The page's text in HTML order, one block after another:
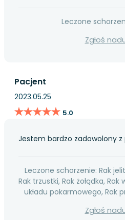
Leczone
Zgłoś
Pacjent
2023.05.25
★★★★★
★★★★★ 5.0
Jestem bardzo zadowolony z
Leczone schorzenie: Rak
Rak trzustki, Rak żołądka,
układu pokarmowego, Rak
Zgłoś